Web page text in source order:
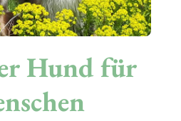
Hund für